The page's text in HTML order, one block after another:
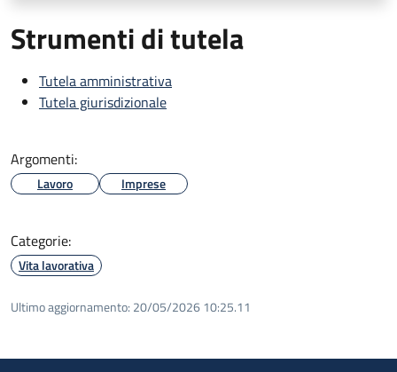
Strumenti di tutela
Tutela amministrativa
Tutela giurisdizionale
Argomenti:
Lavoro Imprese
Categorie:
Vita lavorativa
Ultimo aggiornamento: 20/05/2026 10:25.11